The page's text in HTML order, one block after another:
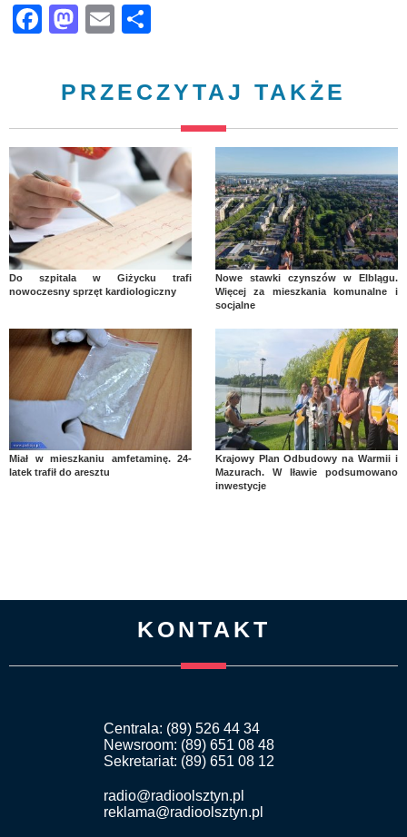
Facebook
Mastodon
Email
PRZECZYTAJ TAKŻE
Do szpitala w Giżycku trafi
nowoczesny sprzęt kardiologiczny
Nowe stawki czynszów w Elblągu.
Więcej za mieszkania komunalne i
socjalne
Miał w mieszkaniu amfetaminę. 24-
latek trafił do aresztu
Krajowy Plan Odbudowy na Warmii i
Mazurach. W Iławie podsumowano
inwestycje
KONTAKT
Centrala: (89) 526 44 34
Newsroom: (89) 651 08 48
Sekretariat: (89) 651 08 12
radio@radioolsztyn.pl
reklama@radioolsztyn.pl